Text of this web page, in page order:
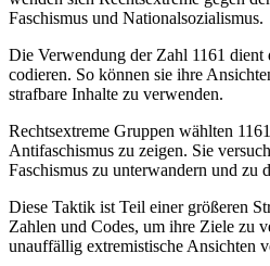
Faschismus und Nationalsozialismus.
Die Verwendung der Zahl 1161 dient
codieren. So können sie ihre
strafbare Inhalte zu verwenden.
Rechtsextreme Gruppen wählten
Antifaschismus zu zeigen. Sie
Faschismus zu unterwandern und zu
Diese Taktik ist Teil einer größeren
Zahlen und Codes, um ihre Ziele zu
unauffällig extremistische Ansichten